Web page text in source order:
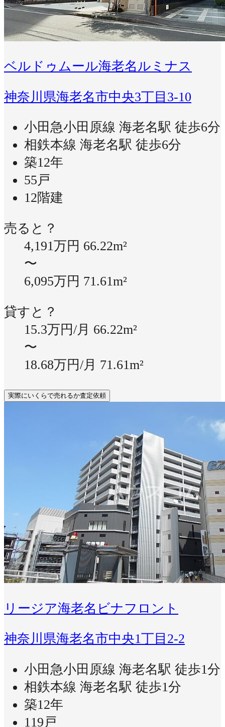
ベルドゥムール海老名ルミナス
神奈川県海老名市中央3丁目3-10
小田急小田原線 海老名駅 徒歩6分
相鉄本線 海老名駅 徒歩6分
築12年
55戸
12階建
売ると？
4,191万円 66.22m²
〜
6,095万円 71.61m²
貸すと？
15.3万円/月 66.22m²
〜
18.68万円/月 71.61m²
実際にいくらで売れるか査定依頼
リージア海老名ビナフロント
神奈川県海老名市中央1丁目2-2
小田急小田原線 海老名駅 徒歩1分
相鉄本線 海老名駅 徒歩1分
築12年
119戸